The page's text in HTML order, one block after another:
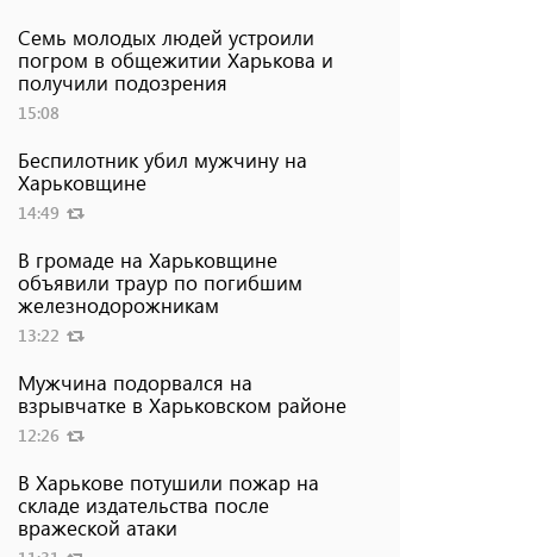
Семь молодых людей устроили
погром в общежитии Харькова и
получили подозрения
15:08
Беспилотник убил мужчину на
Харьковщине
14:49
В громаде на Харьковщине
объявили траур по погибшим
железнодорожникам
13:22
Мужчина подорвался на
взрывчатке в Харьковском районе
12:26
В Харькове потушили пожар на
складе издательства после
вражеской атаки